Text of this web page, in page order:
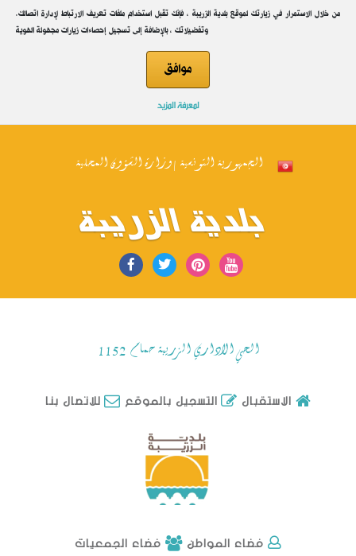
.من خلال الاستمرار في زيارتك لموقع بلدية الزريبة ، فإنك تقبل استخدام ملفات تعريف الارتباط لإدارة اتصالك
وتفضيلاتك ، بالإضافة إلى تسجيل إحصاءات زيارات مجهولة الهوية
موافق
لمعرفة المزيد
الجمهورية التونسية | وزارة الشؤون المحلية
بلدية الزريبة
الحي الاداري الزريبة حمام 1152
الاستقبال التسجيل بالموقع
فضاء المواطن